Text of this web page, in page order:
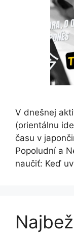
V dnešnej
(orientálnu
času v
Popoludní a
naučiť: Keď